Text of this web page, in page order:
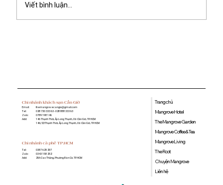
Viết bình luận...
Chi nhánh khách sạn Cần Giờ
Email:
Tel:
Zalo:
Add:
themangrovecangio@gmail.com
028 730 333 63 - 028 888 333 63
0789 198 146
146 Thạnh Thới, Ấp Long Thạnh, Xã Cần Giờ, TP. HCM
146/22 Thạnh Thới, Ấp Long Thạnh, Xã Cần Giờ, TP. HCM
Trang chủ
Mangrove Hotel
The Mangrove Garden
Mangrove Coffee & Tea
Mangrove Living
The Root
Chuyện Mangrove
Liên hệ
Chi nhánh cà phê TP.HCM
Tel:
Zalo:
Add:
0387 629 297
0343 158 252
29A Cao Thắng, Phường Bàn Cờ, TP. HCM